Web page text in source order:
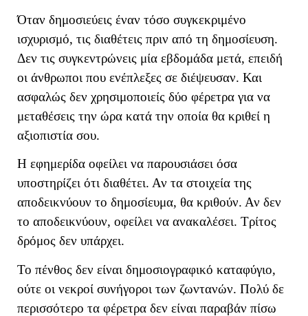
Όταν δημοσιεύεις έναν τόσο συγκεκριμένο
ισχυρισμό, τις διαθέτεις πριν από τη δημοσίευση.
Δεν τις συγκεντρώνεις μία εβδομάδα μετά, επειδή
οι άνθρωποι που ενέπλεξες σε διέψευσαν. Και
ασφαλώς δεν χρησιμοποιείς δύο φέρετρα για να
μεταθέσεις την ώρα κατά την οποία θα κριθεί η
αξιοπιστία σου.
Η εφημερίδα οφείλει να παρουσιάσει όσα
υποστηρίζει ότι διαθέτει. Αν τα στοιχεία της
αποδεικνύουν το δημοσίευμα, θα κριθούν. Αν δεν
το αποδεικνύουν, οφείλει να ανακαλέσει. Τρίτος
δρόμος δεν υπάρχει.
Το πένθος δεν είναι δημοσιογραφικό καταφύγιο,
ούτε οι νεκροί συνήγοροι των ζωντανών. Πολύ δε
περισσότερο τα φέρετρα δεν είναι παραβάν πίσω